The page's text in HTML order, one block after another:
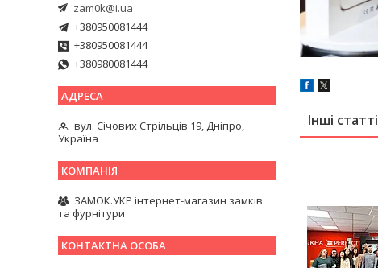
Інші статті
zam0k@i.ua
+380950081444
+380950081444
+380980081444
вул. Січових Стрільців 19, Дніпро,
Україна
ЗАМОК.УКР інтернет-магазин замків
та фурнітури